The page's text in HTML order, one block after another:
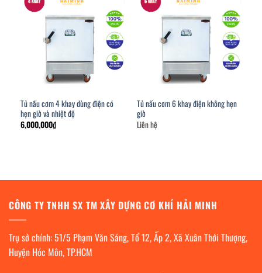
Tủ nấu cơm 4 khay dùng điện có
hẹn giờ và nhiệt độ
6,000,000₫
Tủ nấu cơm 6 khay điện không hẹn
giờ
Liên hệ
CÔNG TY TNHH SX TM XÂY DỰNG CƠ KHÍ HẢI MINH
Trụ sở chính: 51/5 Phạm Văn Sáng, Tổ 12, Ấp 2, Xã Xuân Thới Thượng,
Huyện Hóc Môn, TP.HCM